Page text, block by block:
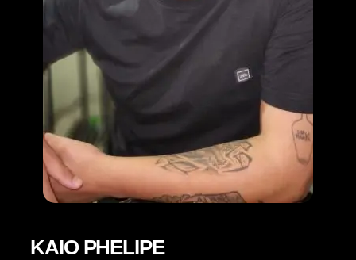
KAIO PHELIPE